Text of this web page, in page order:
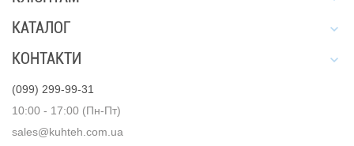
КАТАЛОГ
КОНТАКТИ
(099) 299-99-31
10:00 - 17:00 (Пн-Пт)
sales@kuhteh.com.ua